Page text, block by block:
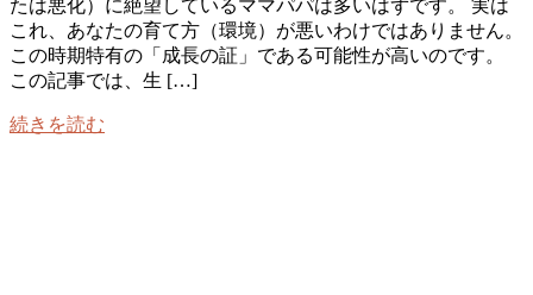
たは悪化）に絶望しているママパパは多いはずです。 実は
これ、あなたの育て方（環境）が悪いわけではありません。
この時期特有の「成長の証」である可能性が高いのです。
この記事では、生 […]
続きを読む